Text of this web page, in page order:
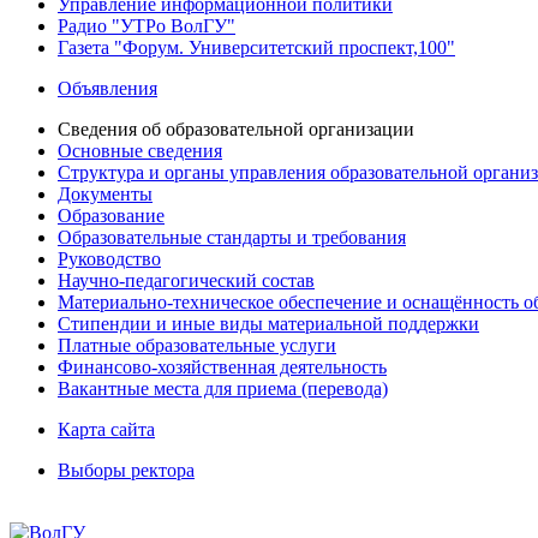
Управление информационной политики
Радио "УТРо ВолГУ"
Газета "Форум. Университетский проспект,100"
Объявления
Сведения об образовательной организации
Основные сведения
Структура и органы управления образовательной
Документы
Образование
Образовательные стандарты и требования
Руководство
Научно-педагогический состав
Материально-техническое обеспечение и оснащённость
Стипендии и иные виды материальной поддержки
Платные образовательные услуги
Финансово-хозяйственная деятельность
Вакантные места для приема (перевода)
Карта сайта
Выборы ректора